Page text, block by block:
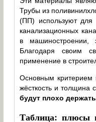
Трубы из
(ПП) используют для
канализационных
в машиностроении,
Благодаря своим
применение в
Основным критерием
жёсткость и толщина
будут плохо
Таблица: плюсы